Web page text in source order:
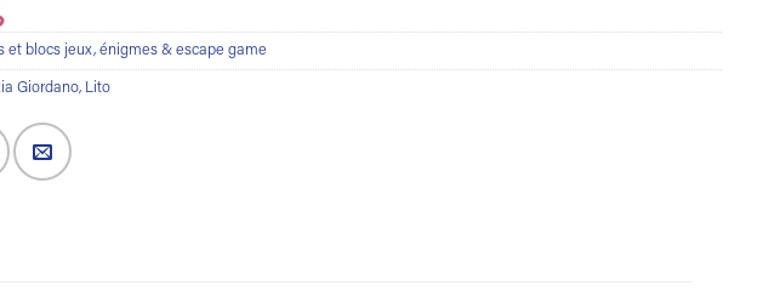
et blocs jeux, énigmes & escape game
Giordano, Lito